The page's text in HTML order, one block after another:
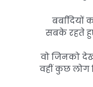
सबके रहते
वो जिनको
वहीं कुछ लोग